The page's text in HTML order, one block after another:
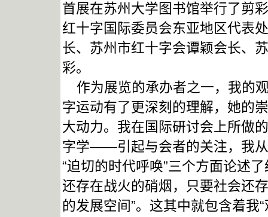
首展在苏州大学图书馆举行了剪
红十字国际委员会东亚地区代表
长、苏州市红十字会谭颖会长、
彩。
作为展览的承办者之一，我的
字运动有了更深刻的理解，她的
大动力。我在国际研讨会上所做
字学——引起与会者的关注，我从
“迫切的时代呼唤”三个方面论述
还存在战火的硝烟，只要社会还
的发展空间”。这其中就包含着我